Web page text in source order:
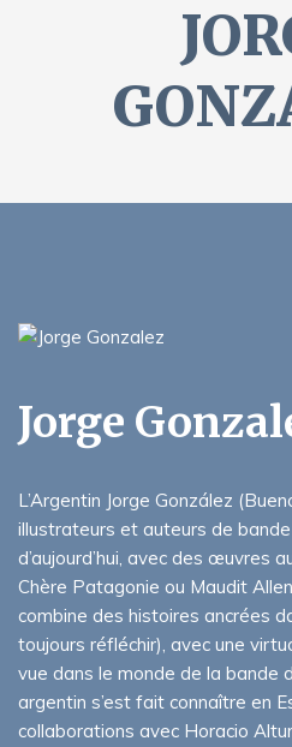
Jorge
L’Argentin Jorge González
illustrateurs et auteurs de
d’aujourd’hui, avec des œuvres
Chère Patagonie ou Maudit
combine des histoires ancrées
toujours réfléchir), avec une
vue dans le monde de la bande
argentin s’est fait connaître en
collaborations avec Horacio